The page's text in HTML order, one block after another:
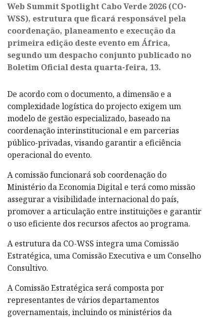
Web Summit Spotlight Cabo Verde 2026 (CO-
WSS), estrutura que ficará responsável pela
coordenação, planeamento e execução da
primeira edição deste evento em África,
segundo um despacho conjunto publicado no
Boletim Oficial desta quarta-feira, 13.
De acordo com o documento, a dimensão e a
complexidade logística do projecto exigem um
modelo de gestão especializado, baseado na
coordenação interinstitucional e em parcerias
público-privadas, visando garantir a eficiência
operacional do evento.
A comissão funcionará sob coordenação do
Ministério da Economia Digital e terá como missão
assegurar a visibilidade internacional do país,
promover a articulação entre instituições e garantir
o uso eficiente dos recursos afectos ao programa.
A estrutura da CO-WSS integra uma Comissão
Estratégica, uma Comissão Executiva e um Conselho
Consultivo.
A Comissão Estratégica será composta por
representantes de vários departamentos
governamentais, incluindo os ministérios da